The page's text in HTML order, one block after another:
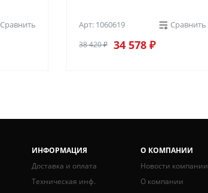
Сравнить Арт: 1060619 Сравнить
38 420 ₽ 34 578 ₽
ИНФОРМАЦИЯ
Доставка и оплата
Техническая инф.
О КОМПАНИИ
Новости компании
О компании